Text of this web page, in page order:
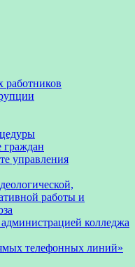
работников
граждан
управления
работы и
колледжа
телефонных линий»